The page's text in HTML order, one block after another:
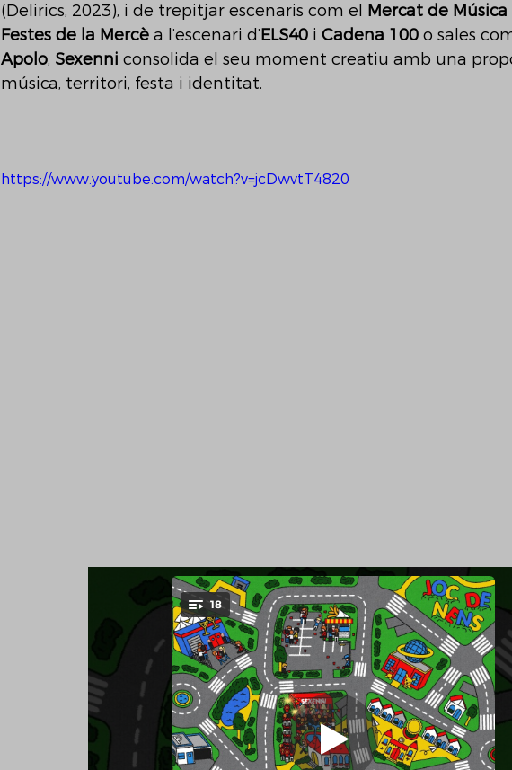
(Delirics, 2023), i de trepitjar escenaris com el Mercat de
Festes de la Mercè a l’escenari d’ELS40 i Cadena 100 o sales
Apolo, Sexenni consolida el seu moment creatiu amb una
música, territori, festa i identitat.
https://www.youtube.com/watch?v=jcDwvtT4820